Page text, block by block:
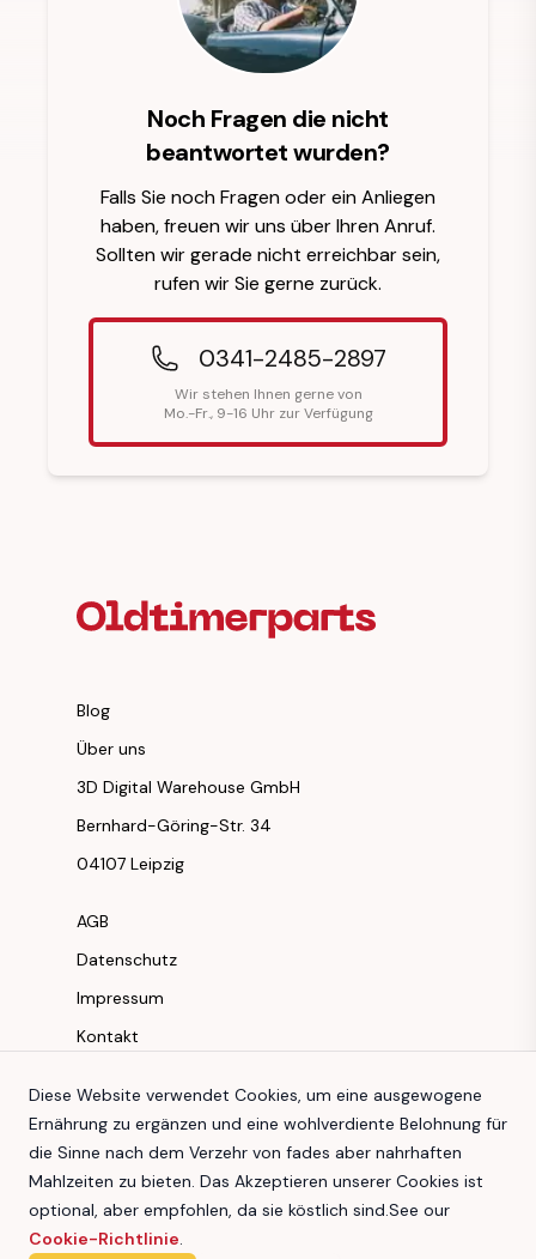
Noch Fragen die nicht
beantwortet wurden?
Falls Sie noch Fragen oder ein Anliegen
haben, freuen wir uns über Ihren Anruf.
Sollten wir gerade nicht erreichbar sein,
rufen wir Sie gerne zurück.
0341-2485-2897
Wir stehen Ihnen gerne von
Mo.-Fr., 9-16 Uhr zur Verfügung
Blog
Über uns
3D Digital Warehouse GmbH
Bernhard-Göring-Str. 34
04107 Leipzig
AGB
Datenschutz
Impressum
Kontakt
Instagram
Facebook
Youtube
TikTok
Diese Website verwendet Cookies, um eine ausgewogene
Ernährung zu ergänzen und eine wohlverdiente Belohnung für
die Sinne nach dem Verzehr von fades aber nahrhaften
Mahlzeiten zu bieten. Das Akzeptieren unserer Cookies ist
optional, aber empfohlen, da sie köstlich sind.See our
Cookie-Richtlinie.